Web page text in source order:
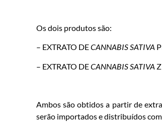
Os dois produtos são:
– EXTRATO DECANNABIS SATIVA
– EXTRATO DECANNABIS SATIVA
Ambos são obtidos a partir de
serão importados e distribuídos